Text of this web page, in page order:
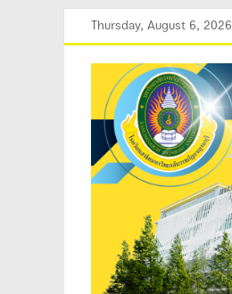
to
content
Thursday, August 6, 2026